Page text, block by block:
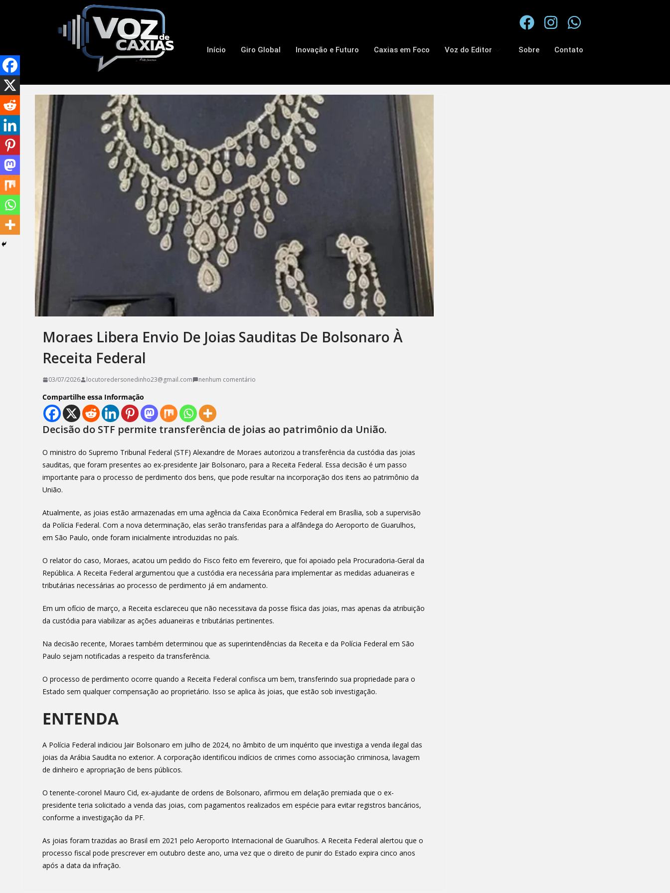
Início Giro Global Inovação e Futuro Caxias em Foco Voz do Editor Sobre Contato
Moraes Libera Envio De Joias Sauditas De Bolsonaro À
Receita Federal
03/07/2026 locutoredersonedinho23@gmail.com nenhum comentário
Compartilhe essa Informação
Decisão do STF permite transferência de joias ao patrimônio da União.
O ministro do Supremo Tribunal Federal (STF) Alexandre de Moraes autorizou a transferência da custódia das joias
sauditas, que foram presentes ao ex-presidente Jair Bolsonaro, para a Receita Federal. Essa decisão é um passo
importante para o processo de perdimento dos bens, que pode resultar na incorporação dos itens ao patrimônio da
União.
Atualmente, as joias estão armazenadas em uma agência da Caixa Econômica Federal em Brasília, sob a supervisão
da Polícia Federal. Com a nova determinação, elas serão transferidas para a alfândega do Aeroporto de Guarulhos,
em São Paulo, onde foram inicialmente introduzidas no país.
O relator do caso, Moraes, acatou um pedido do Fisco feito em fevereiro, que foi apoiado pela Procuradoria-Geral da
República. A Receita Federal argumentou que a custódia era necessária para implementar as medidas aduaneiras e
tributárias necessárias ao processo de perdimento já em andamento.
Em um ofício de março, a Receita esclareceu que não necessitava da posse física das joias, mas apenas da atribuição
da custódia para viabilizar as ações aduaneiras e tributárias pertinentes.
Na decisão recente, Moraes também determinou que as superintendências da Receita e da Polícia Federal em São
Paulo sejam notificadas a respeito da transferência.
O processo de perdimento ocorre quando a Receita Federal confisca um bem, transferindo sua propriedade para o
Estado sem qualquer compensação ao proprietário. Isso se aplica às joias, que estão sob investigação.
ENTENDA
A Polícia Federal indiciou Jair Bolsonaro em julho de 2024, no âmbito de um inquérito que investiga a venda ilegal das
joias da Arábia Saudita no exterior. A corporação identificou indícios de crimes como associação criminosa, lavagem
de dinheiro e apropriação de bens públicos.
O tenente-coronel Mauro Cid, ex-ajudante de ordens de Bolsonaro, afirmou em delação premiada que o ex-
presidente teria solicitado a venda das joias, com pagamentos realizados em espécie para evitar registros bancários,
conforme a investigação da PF.
As joias foram trazidas ao Brasil em 2021 pelo Aeroporto Internacional de Guarulhos. A Receita Federal alertou que o
processo fiscal pode prescrever em outubro deste ano, uma vez que o direito de punir do Estado expira cinco anos
após a data da infração.